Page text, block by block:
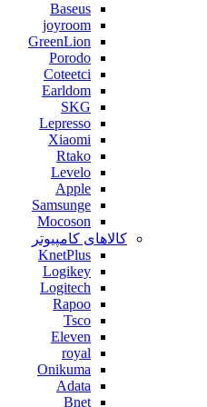
Baseus
joyroom
GreenLion
Porodo
Coteetci
Earldom
SKG
Lepresso
Xiaomi
Rtako
Levelo
Apple
Samsunge
Mocoson
کالاهای کامپیوتر
KnetPlus
Logikey
Logitech
Rapoo
Tsco
Eleven
royal
Onikuma
Adata
Bnet